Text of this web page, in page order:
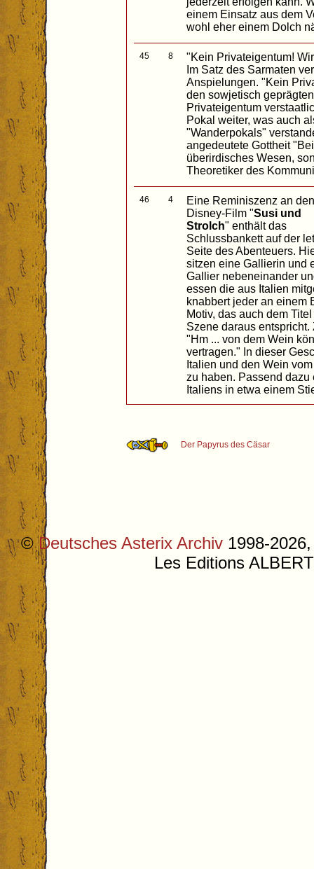
einem Einsatz aus dem
wohl eher einem Dolch
45 8
"Kein Privateigentum!
Im Satz des Sarmaten
Anspielungen. "Kein
den sowjetisch
Privateigentum
Pokal weiter, was auch
"Wanderpokals"
angedeutete Gottheit
überirdisches Wesen,
Theoretiker des
46 4
Eine Reminiszenz an den
Disney-Film "Susi und
Strolch" enthält das
Schlussbankett auf der
Seite des Abenteuers.
sitzen eine Gallierin und
Gallier nebeneinander
essen die aus Italien
knabbert jeder an einem
Motiv, das auch dem
Szene daraus
"Hm ... von dem Wein
vertragen." In dieser
Italien und den Wein
zu haben. Passend
Italiens in etwa einem
Der Papyrus des Cäsar
©Deutsches Asterix Archiv 1998-
Les Editions